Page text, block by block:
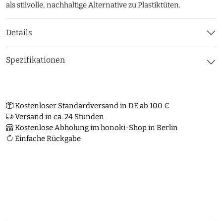
als stilvolle, nachhaltige Alternative zu Plastiktüten.
Details
Spezifikationen
Kostenloser Standardversand in DE ab 100 €
Versand in ca. 24 Stunden
Kostenlose Abholung im honoki-Shop in Berlin
Einfache Rückgabe